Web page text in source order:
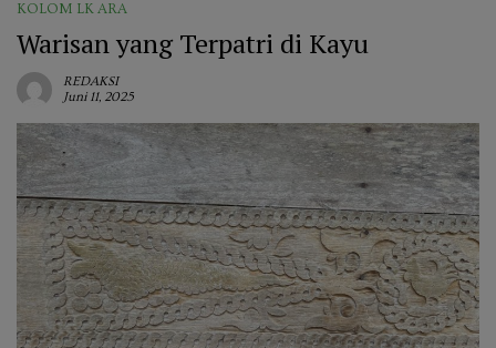
KOLOM LK ARA
Warisan yang Terpatri di Kayu
REDAKSI
Juni 11, 2025